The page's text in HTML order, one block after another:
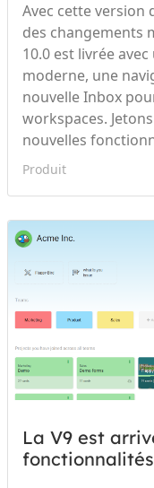
Avec cette
des changements
10.0 est livrée
moderne, une
nouvelle Inbox
workspaces.
nouvelles
Produit
La V9 est
fonctionnalités